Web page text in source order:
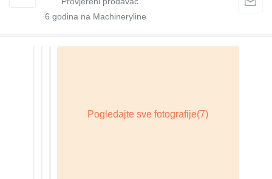
6 godina na Machineryline